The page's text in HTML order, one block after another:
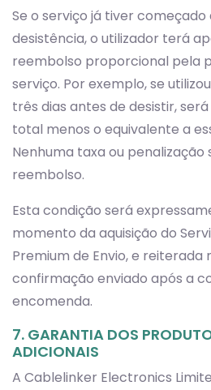
Se o serviço já tiver
desistência, o utilizador terá
reembolso proporcional pela
serviço. Por exemplo, se
três dias antes de desistir,
total menos o equivalente a
Nenhuma taxa ou penalização
reembolso.
Esta condição será
momento da aquisição do
Premium de Envio, e reiterada
confirmação enviado após a
encomenda.
7. GARANTIA DOS
ADICIONAIS
A Cablelinker Electronics